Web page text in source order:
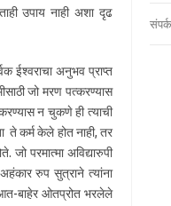
उपाय नाही अशा दृढ
ईश्वराचा अनुभव प्राप्त
जो मरण पत्करण्यास
करण्यास न चुकणे ही त्याची
ते कर्म केले होत नाही, तर
परमात्मा अविद्यारुपी
रुप सुत्राने त्यांना
आत-बाहेर ओतप्रोत भरलेले